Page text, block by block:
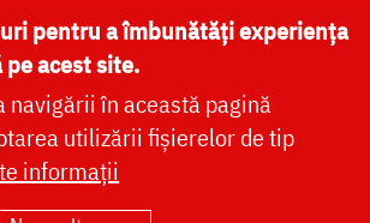
PENTRU CATEDRALA NAȚIONALĂ
pentru a îmbunătăți experiența
acest site.
navigării în această pagină
utilizării fișierelor de tip
informații